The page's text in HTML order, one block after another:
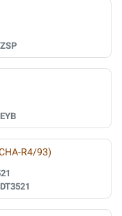
R4/93)